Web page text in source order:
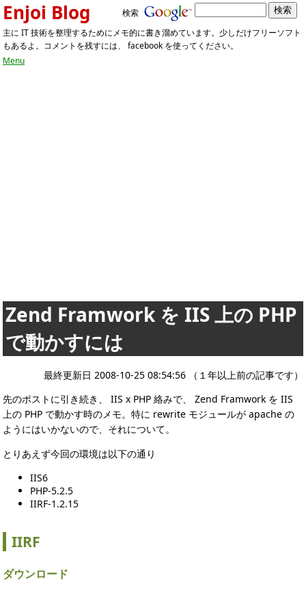
Enjoi Blog
検索
主に IT 技術を整理するためにメモ的に書き溜めています。少しだけフリーソフト
もあるよ。コメントを残すには、 facebook を使ってください。
Menu
Zend Framwork を IIS 上の PHP
で動かすには
最終更新日 2008-10-25 08:54:56 （１年以上前の記事です）
先のポストに引き続き、 IIS x PHP 絡みで、 Zend Framwork を IIS
上の PHP で動かす時のメモ。特に rewrite モジュールが apache の
ようにはいかないので、それについて。
とりあえず今回の環境は以下の通り
IIS6
PHP-5.2.5
IIRF-1.2.15
IIRF
ダウンロード